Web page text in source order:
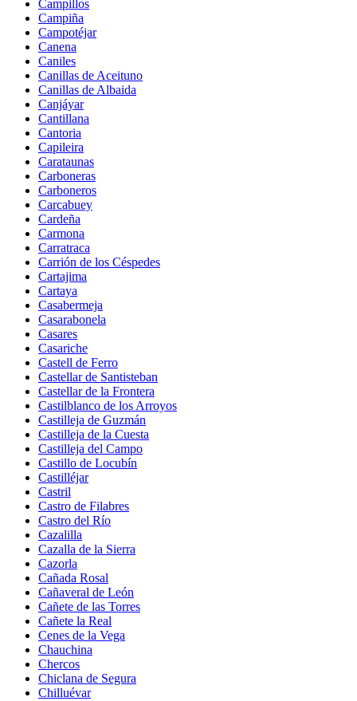
Campillos
Campiña
Campotéjar
Canena
Caniles
Canillas de Aceituno
Canillas de Albaida
Canjáyar
Cantillana
Cantoria
Capileira
Carataunas
Carboneras
Carboneros
Carcabuey
Cardeña
Carmona
Carratraca
Carrión de los Céspedes
Cartajima
Cartaya
Casabermeja
Casarabonela
Casares
Casariche
Castell de Ferro
Castellar de Santisteban
Castellar de la Frontera
Castilblanco de los Arroyos
Castilleja de Guzmán
Castilleja de la Cuesta
Castilleja del Campo
Castillo de Locubín
Castilléjar
Castril
Castro de Filabres
Castro del Río
Cazalilla
Cazalla de la Sierra
Cazorla
Cañada Rosal
Cañaveral de León
Cañete de las Torres
Cañete la Real
Cenes de la Vega
Chauchina
Chercos
Chiclana de Segura
Chilluévar